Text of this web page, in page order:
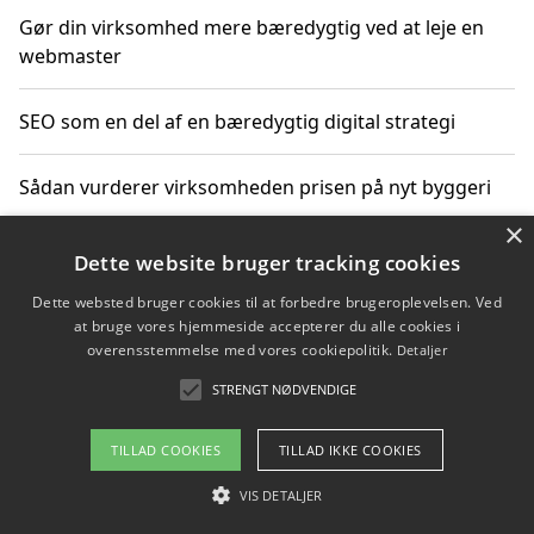
Gør din virksomhed mere bæredygtig ved at leje en
webmaster
SEO som en del af en bæredygtig digital strategi
Sådan vurderer virksomheden prisen på nyt byggeri
Sådan får du hjælp til en hjemmeside uden binding
Copyright 2026 - Pilanto Aps
Om / kontakt
Blog Betingelser
×
Dette website bruger tracking cookies
Dette websted bruger cookies til at forbedre brugeroplevelsen. Ved
at bruge vores hjemmeside accepterer du alle cookies i
overensstemmelse med vores cookiepolitik. Detaljer
STRENGT NØDVENDIGE
TILLAD COOKIES TILLAD IKKE COOKIES
VIS DETALJER